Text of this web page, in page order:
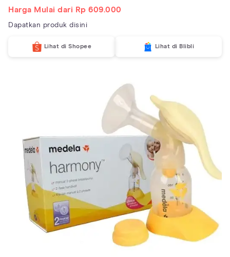
Harga Mulai dari Rp 609.000
Dapatkan produk disini
Lihat di Shopee Lihat di Blibli